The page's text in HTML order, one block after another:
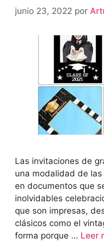
junio 23, 2022 por
Las invitaciones de
una modalidad de
en documentos que
inolvidables
que son impresas,
clásicos como el
forma porque … Leer